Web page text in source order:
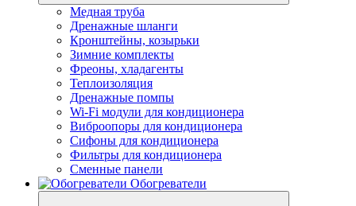
Медная труба
Дренажные шланги
Кронштейны, козырьки
Зимние комплекты
Фреоны, хладагенты
Теплоизоляция
Дренажные помпы
Wi-Fi модули для кондиционера
Виброопоры для кондиционера
Сифоны для кондиционера
Фильтры для кондиционера
Сменные панели
Обогреватели